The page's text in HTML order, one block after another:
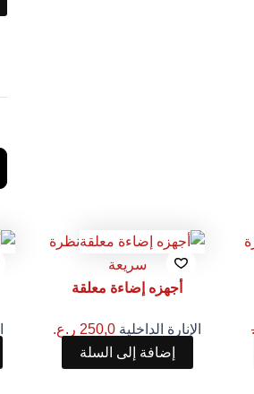
نظرة
سريعة
أجهزه إضاءة معلقة
الإنارة الداخلية 250,0 ر.ع.
إضافة إلى السلة